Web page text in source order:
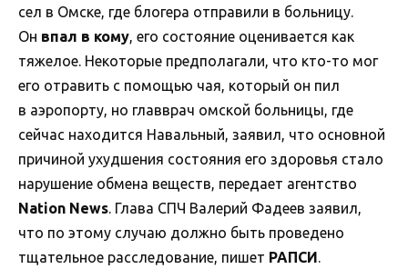
сел в Омске, где блогера отправили в больницу.
Он впал в кому, его состояние оценивается как
тяжелое. Некоторые предполагали, что кто-то мог
его отравить с помощью чая, который он пил
в аэропорту, но главврач омской больницы, где
сейчас находится Навальный, заявил, что основной
причиной ухудшения состояния его здоровья стало
нарушение обмена веществ, передает агентство
Nation News. Глава СПЧ Валерий Фадеев заявил,
что по этому случаю должно быть проведено
тщательное расследование, пишет РАПСИ.